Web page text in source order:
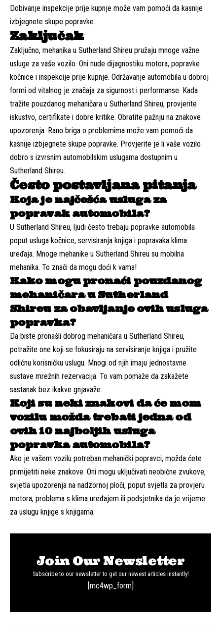
Dobivanje inspekcije prije kupnje može vam pomoći da kasnije
izbjegnete skupe popravke.
Zaključak
Zaključno, mehanika u Sutherland Shireu pružaju mnoge važne
usluge za vaše vozilo. Oni nude dijagnostiku motora, popravke
kočnice i inspekcije prije kupnje. Održavanje automobila u dobroj
formi od vitalnog je značaja za sigurnost i performanse. Kada
tražite pouzdanog mehaničara u Sutherland Shireu, provjerite
iskustvo, certifikate i dobre kritike. Obratite pažnju na znakove
upozorenja. Rano briga o problemima može vam pomoći da
kasnije izbjegnete skupe popravke. Provjerite je li vaše vozilo
dobro s izvrsnim automobilskim uslugama dostupnim u
Sutherland Shireu.
Često postavljana pitanja
Koja je najčešća usluga za
popravak automobila?
U Sutherland Shireu, ljudi često trebaju popravke automobila
poput usluga kočnice, servisiranja knjiga i popravaka klima
uređaja. Mnoge mehanike u Sutherland Shireu su mobilna
mehanika. To znači da mogu doći k vama!
Kako mogu pronaći pouzdanog
mehaničara u Sutherland
Shireu za obavljanje ovih usluga
popravka?
Da biste pronašli dobrog mehaničara u Sutherland Shireu,
potražite one koji se fokusiraju na servisiranje knjiga i pružite
odličnu korisničku uslugu. Mnogi od njih imaju jednostavne
sustave mrežnih rezervacija. To vam pomaže da zakažete
sastanak bez ikakve gnjavaže.
Koji su neki znakovi da će mom
vozilu možda trebati jedna od
ovih 10 najboljih usluga
popravka automobila?
Ako je vašem vozilu potreban mehanički popravci, možda ćete
primijetiti neke znakove. Oni mogu uključivati ​​neobične zvukove,
svjetla upozorenja na nadzornoj ploči, poput svjetla za provjeru
motora, problema s klima uređajem ili podsjetnika da je vrijeme
za uslugu knjige s knjigama.
Join Our Newsletter
Subscribe to our newsletter to get our newest articles instantly!
[mc4wp_form]